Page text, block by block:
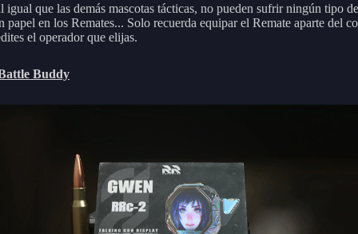
igual que las demás mascotas tácticas, no pueden sufrir ningún tipo
papel en los Remates... Solo recuerda equipar el Remate aparte del
el operador que elijas.
Buddy